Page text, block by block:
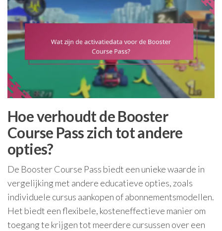
Hoe verhoudt de Booster
Course Pass zich tot andere
opties?
De Booster Course Pass biedt een unieke waarde in
vergelijking met andere educatieve opties, zoals
individuele cursus aankopen of abonnementsmodellen.
Het biedt een flexibele, kosteneffectieve manier om
toegang te krijgen tot meerdere cursussen over een